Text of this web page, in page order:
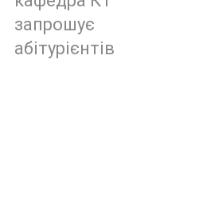
запрошує
абітурієнтів